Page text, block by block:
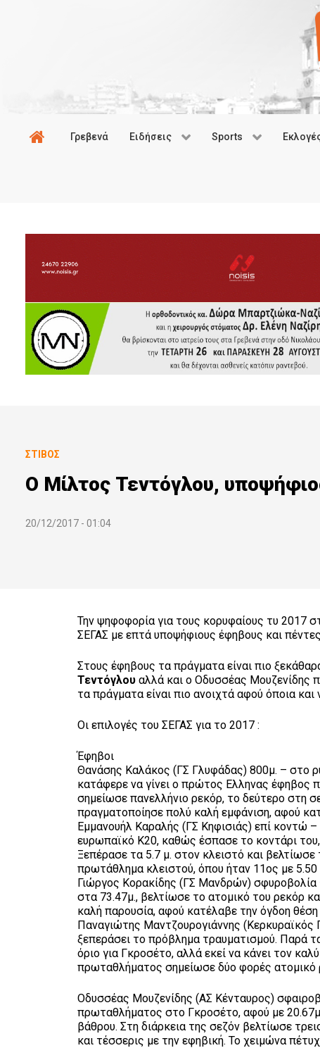
Γρεβενά Ειδήσεις Sports
ΣΤΊΒΟΣ
Ο Μίλτος Τεντόγλου,
20/12/2017 - 01:04
Την ψηφοφορία για τους κορυφαίους τυ 2017
ΣΕΓΑΣ με επτά υποψήφιους έφηβους και
Στους έφηβους τα πράγματα είναι πιο
Τεντόγλου αλλά και ο Οδυσσέας Μουζενίδης
τα πράγματα είναι πιο ανοιχτά αφού όποια
Οι επιλογές του ΣΕΓΑΣ για το 2017 :
Έφηβοι
Θανάσης Καλάκος (ΓΣ Γλυφάδας) 800μ. – στο
κατάφερε να γίνει ο πρώτος Ελληνας έφηβος
σημείωσε πανελλήνιο ρεκόρ, το δεύτερο στη
πραγματοποίησε πολύ καλή εμφάνιση, αφού
Εμμανουήλ Καραλής (ΓΣ Κηφισιάς) επί κοντώ
ευρωπαϊκό Κ20, καθώς έσπασε το κοντάρι
Ξεπέρασε τα 5.7 μ. στον κλειστό και
πρωτάθλημα κλειστού, όπου ήταν 11ος με
Γιώργος Κορακίδης (ΓΣ Μανδρών)
στα 73.47μ., βελτίωσε το ατομικό του ρεκόρ
καλή παρουσία, αφού κατέλαβε την όγδοη
Παναγιώτης Μαντζουρογιάννης
ξεπεράσει το πρόβλημα τραυματισμού. Παρά
όριο για Γκροσέτο, αλλά εκεί να κάνει τον
πρωταθλήματος σημείωσε δύο φορές ατομικό
Οδυσσέας Μουζενίδης (ΑΣ Κένταυρος)
πρωταθλήματος στο Γκροσέτο, αφού με
βάθρου. Στη διάρκεια της σεζόν βελτίωσε
και τέσσερις με την εφηβική. Το χειμώνα